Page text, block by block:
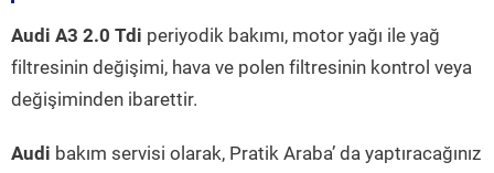
Audi A3 2.0 Tdi periyodik bakımı, motor yağı ile yağ
filtresinin değişimi, hava ve polen filtresinin kontrol veya
değişiminden ibarettir.
Audi bakım servisi olarak, Pratik Araba’ da yaptıracağınız